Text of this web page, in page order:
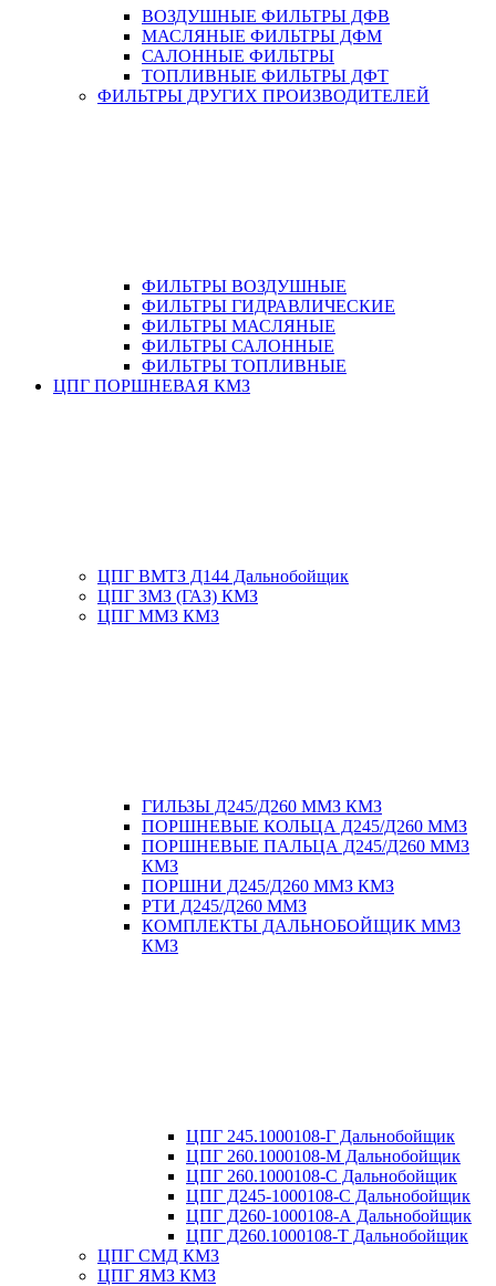
ВОЗДУШНЫЕ ФИЛЬТРЫ ДФВ
МАСЛЯНЫЕ ФИЛЬТРЫ ДФМ
САЛОННЫЕ ФИЛЬТРЫ
ТОПЛИВНЫЕ ФИЛЬТРЫ ДФТ
ФИЛЬТРЫ ДРУГИХ ПРОИЗВОДИТЕЛЕЙ
ФИЛЬТРЫ ВОЗДУШНЫЕ
ФИЛЬТРЫ ГИДРАВЛИЧЕСКИЕ
ФИЛЬТРЫ МАСЛЯНЫЕ
ФИЛЬТРЫ САЛОННЫЕ
ФИЛЬТРЫ ТОПЛИВНЫЕ
ЦПГ ПОРШНЕВАЯ КМЗ
ЦПГ ВМТЗ Д144 Дальнобойщик
ЦПГ ЗМЗ (ГАЗ) КМЗ
ЦПГ ММЗ КМЗ
ГИЛЬЗЫ Д245/Д260 ММЗ КМЗ
ПОРШНЕВЫЕ КОЛЬЦА Д245/Д260 ММЗ
ПОРШНЕВЫЕ ПАЛЬЦА Д245/Д260 ММЗ
КМЗ
ПОРШНИ Д245/Д260 ММЗ КМЗ
РТИ Д245/Д260 ММЗ
КОМПЛЕКТЫ ДАЛЬНОБОЙЩИК ММЗ
КМЗ
ЦПГ 245.1000108-Г Дальнобойщик
ЦПГ 260.1000108-М Дальнобойщик
ЦПГ 260.1000108-С Дальнобойщик
ЦПГ Д245-1000108-С Дальнобойщик
ЦПГ Д260-1000108-А Дальнобойщик
ЦПГ Д260.1000108-Т Дальнобойщик
ЦПГ СМД КМЗ
ЦПГ ЯМЗ КМЗ